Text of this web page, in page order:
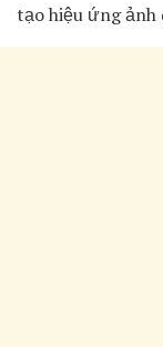
tạo hiệu ứng ảnh